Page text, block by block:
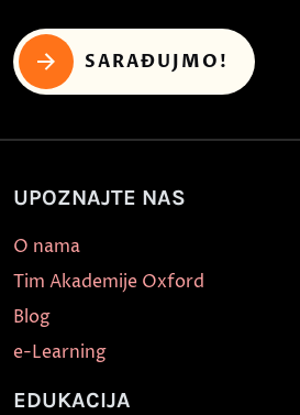
SARAĐUJMO!
UPOZNAJTE NAS
O nama
Tim Akademije Oxford
Blog
e-Learning
EDUKACIJA